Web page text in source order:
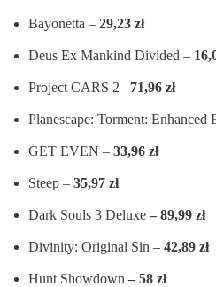
Bayonetta – 29,23 zł
Deus Ex Mankind Divided –
Project CARS 2 –71,96 zł
Planescape: Torment: Enhanced
GET EVEN – 33,96 zł
Steep – 35,97 zł
Dark Souls 3 Deluxe – 89,99 zł
Divinity: Original Sin – 42,89 zł
Hunt Showdown – 58 zł